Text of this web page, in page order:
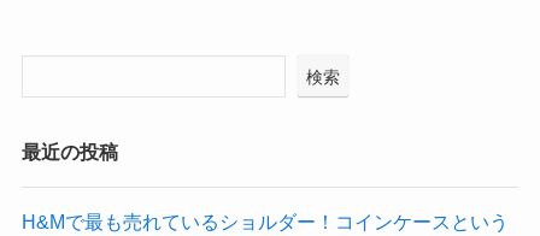
検索
最近の投稿
​H&Mで最も売れているショルダー！コインケースという